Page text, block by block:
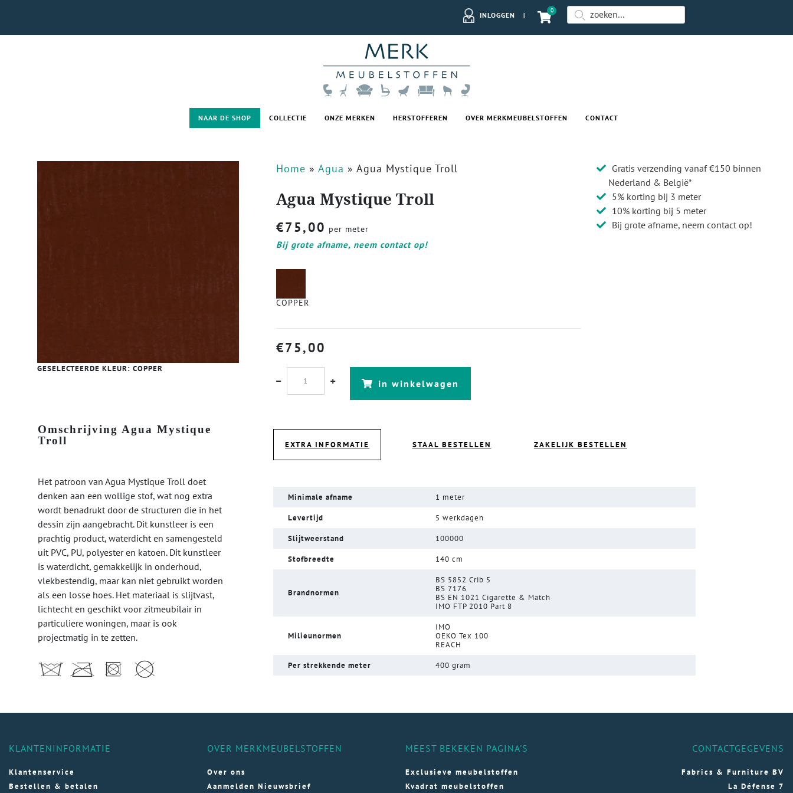
INLOGGEN |
0
NAAR DE SHOP COLLECTIE ONZE MERKEN HERSTOFFEREN OVER MERKMEUBELSTOFFEN CONTACT
GESELECTEERDE KLEUR: COPPER
Home » Agua » Agua Mystique Troll
Agua Mystique Troll
€75,00 per meter
Bij grote afname, neem contact op!
COPPER
€75,00
in winkelwagen
Gratis verzending vanaf €150 binnen
Nederland & België*
5% korting bij 3 meter
10% korting bij 5 meter
Bij grote afname, neem contact op!
Omschrijving Agua Mystique
Troll
Het patroon van Agua Mystique Troll doet
denken aan een wollige stof, wat nog extra
wordt benadrukt door de structuren die in het
dessin zijn aangebracht. Dit kunstleer is een
prachtig product, waterdicht en samengesteld
uit PVC, PU, polyester en katoen. Dit kunstleer
is waterdicht, gemakkelijk in onderhoud,
vlekbestendig, maar kan niet gebruikt worden
als een losse hoes. Het materiaal is slijtvast,
lichtecht en geschikt voor zitmeubilair in
particuliere woningen, maar is ook
projectmatig in te zetten.
EXTRA INFORMATIE STAAL BESTELLEN ZAKELIJK BESTELLEN
Minimale afname 1 meter
Levertijd 5 werkdagen
Slijtweerstand 100000
Stofbreedte 140 cm
Brandnormen
BS 5852 Crib 5
BS 7176
BS EN 1021 Cigarette & Match
IMO FTP 2010 Part 8
Milieunormen
IMO
OEKO Tex 100
REACH
Per strekkende meter 400 gram
KLANTENINFORMATIE
Klantenservice
Bestellen & betalen
OVER MERKMEUBELSTOFFEN
Over ons
Aanmelden Nieuwsbrief
MEEST BEKEKEN PAGINA'S
Exclusieve meubelstoffen
Kvadrat meubelstoffen
CONTACTGEGEVENS
Fabrics & Furniture BV
La Défense 7